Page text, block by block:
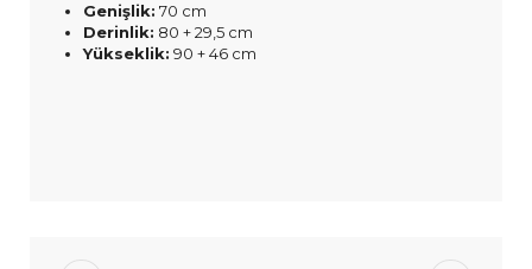
Genişlik: 70 cm
Derinlik: 80 + 29,5 cm
Yükseklik: 90 + 46 cm